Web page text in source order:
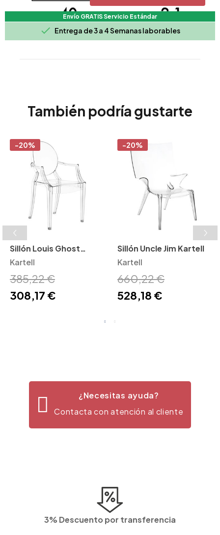
Envío GRATIS Servicio Estándar
 Entrega de 3 a 4 Semanas laborables
También podría gustarte
-20%
Sillón Louis Ghost
Kartell
Kartell
385,22 €
308,17 €
-20%
Sillón Uncle Jim Kartell
Kartell
660,22 €
528,18 €
¿Necesitas ayuda?
Contacta con atención al cliente
3% Descuento por transferencia